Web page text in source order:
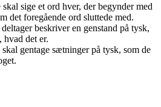
skal sige et ord hver, der begynder med
det foregående ord sluttede med.
beskriver en genstand på tysk,
hvad det er.
gentage sætninger på tysk, som de